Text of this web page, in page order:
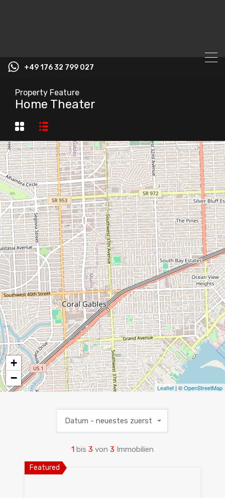
+49 176 32 799 027
Property Feature
Home Theater
+
−
Leaflet | ©OpenStreetMap
1 bis 3 von 3 Immobilien
Datum - neuestes zuerst
Featured